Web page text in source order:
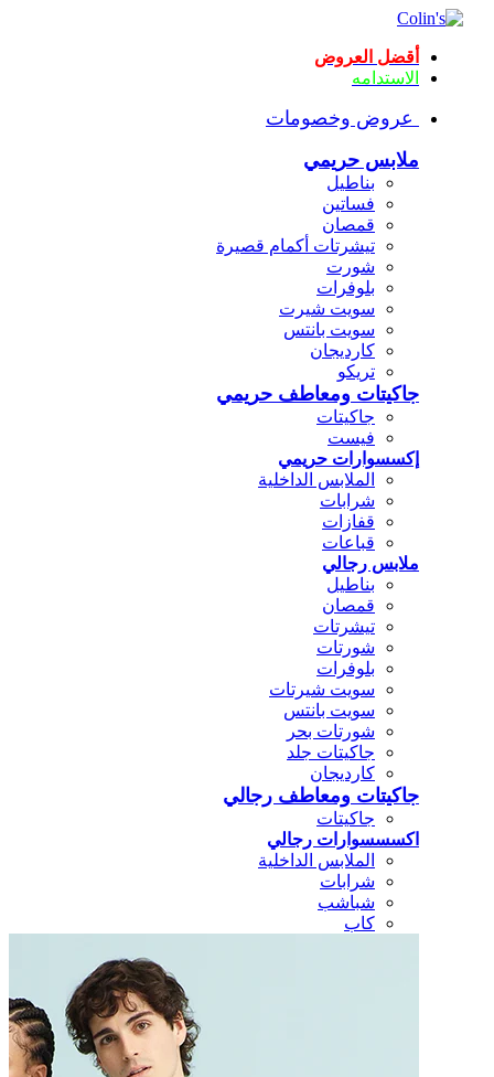
أقضل العروض
الاستدامه
عروض وخصومات
ملابس حريمي
بناطيل
فساتين
قمصان
تيشرتات أكمام قصيرة
شورت
بلوفرات
سويت شيرت
سويت بانتس
كارديجان
تريكو
جاكيتات ومعاطف حريمي
جاكيتات
فيست
إكسسوارات حريمي
الملابس الداخلية
شرابات
قفازات
قباعات
ملابس رجالي
بناطيل
قمصان
تيشرتات
شورتات
بلوفرات
سويت شيرتات
سويت بانتس
شورتات بحر
جاكيتات جلد
كارديجان
جاكيتات ومعاطف رجالي
جاكيتات
اكسسسوارات رجالي
الملابس الداخلية
شرابات
شباشب
كاب